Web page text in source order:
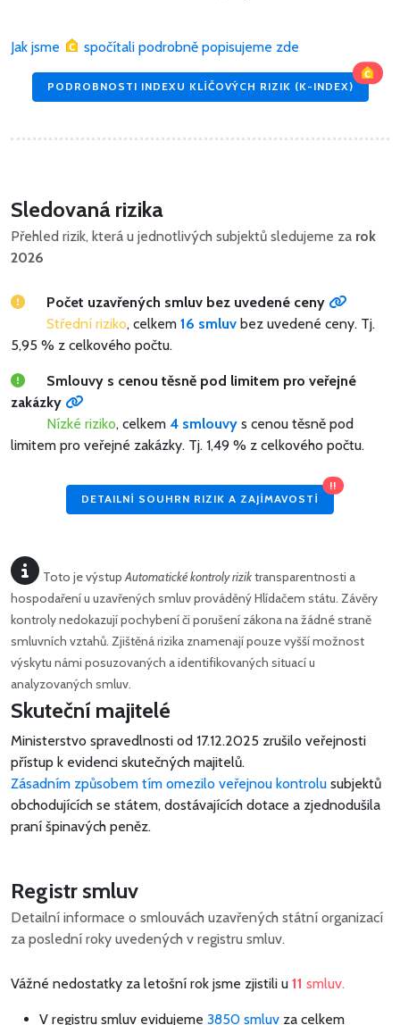
Jak jsme spočítali podrobně popisujeme zde
PODROBNOSTI INDEXU KLÍČOVÝCH RIZIK (K-INDEX)
Sledovaná rizika
Přehled rizik, která u jednotlivých subjektů sledujeme za rok
2026
Počet uzavřených smluv bez uvedené ceny
Střední riziko, celkem 16 smluv bez uvedené ceny. Tj.
5,95 % z celkového počtu.
Smlouvy s cenou těsně pod limitem pro veřejné
zakázky
Nízké riziko, celkem 4 smlouvy s cenou těsně pod
limitem pro veřejné zakázky. Tj. 1,49 % z celkového počtu.
DETAILNÍ SOUHRN RIZIK A ZAJÍMAVOSTÍ
!!
Toto je výstupAutomatické kontroly riziktransparentnosti a
hospodaření u uzavřených smluv prováděný Hlídačem státu. Závěry
kontroly nedokazují pochybení či porušení zákona na žádné straně
smluvních vztahů. Zjištěná rizika znamenají pouze vyšší možnost
výskytu námi posuzovaných a identifikovaných situací u
analyzovaných smluv.
Skuteční majitelé
Ministerstvo spravedlnosti od 17.12.2025 zrušilo veřejnosti
přístup k evidenci skutečných majitelů.
Zásadním způsobem tím omezilo veřejnou kontrolu subjektů
obchodujících se státem, dostávajících dotace a zjednodušila
praní špinavých peněz.
Registr smluv
Detailní informace o smlouvách uzavřených státní organizací
za poslední roky uvedených v registru smluv.
Vážné nedostatky za letošní rok jsme zjistili u 11 smluv.
V registru smluv evidujeme 3850 smluv za celkem